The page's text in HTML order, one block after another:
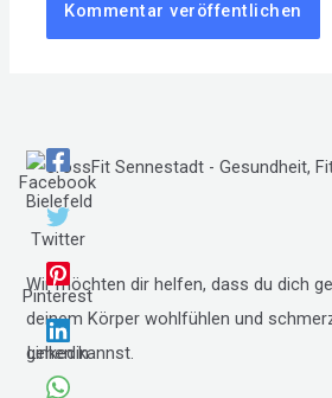
Facebook
Twitter
Pinterest
Linkedin
Wir möchten dir helfen, dass du dich
deinem Körper wohlfühlen und
gehen kannst.